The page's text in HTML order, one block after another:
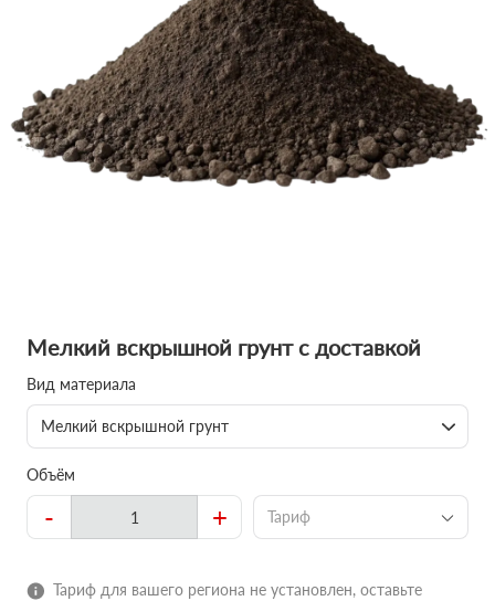
Мелкий вскрышной грунт с доставкой
Вид материала
Мелкий вскрышной грунт
Объём
- + Тариф
Тариф для вашего региона не установлен, оставьте